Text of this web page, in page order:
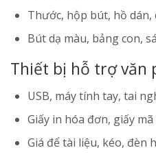
Thước, hộp bút, hồ dán,
Bút dạ màu, bảng con,
Thiết bị hỗ trợ văn
USB, máy tính tay, tai
Giấy in hóa đơn, giấy mã
Giá để tài liệu, kéo, đèn